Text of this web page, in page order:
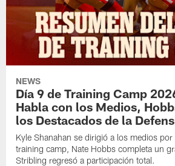
NEWS
Día 9 de Training Camp
Habla con los Medios,
los Destacados de la
Kyle Shanahan se dirigió a los medios
training camp, Nate Hobbs completa un
Stribling regresó a participación total.